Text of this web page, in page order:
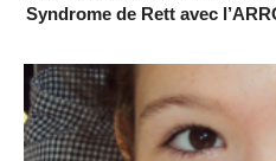
Syndrome de Rett avec